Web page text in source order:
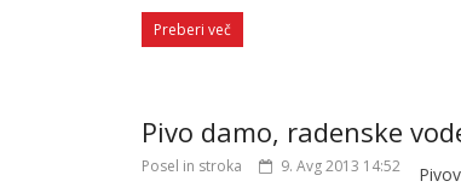
Preberi več
Pivo damo, radenske
Posel in stroka 9. Avg 2013 14:52